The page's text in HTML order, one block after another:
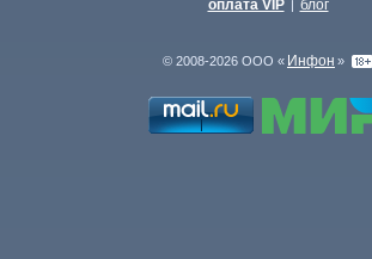
оплата VIP | блог
© 2008-2026 ООО « Инфон »